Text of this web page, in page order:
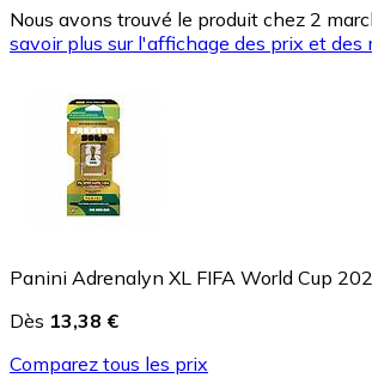
Nous avons trouvé le produit chez 2
savoir plus sur l'affichage des prix et des
Panini Adrenalyn XL FIFA World Cup
Dès 13,38 €
Comparez tous les prix